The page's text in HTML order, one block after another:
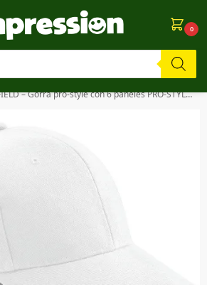
0
pruebas. Si algo falla, ¡Perdón!⚠️
Gorra pro-style con 6 paneles PRO-STYLE HEAVY BRUSHED COTTON CAP